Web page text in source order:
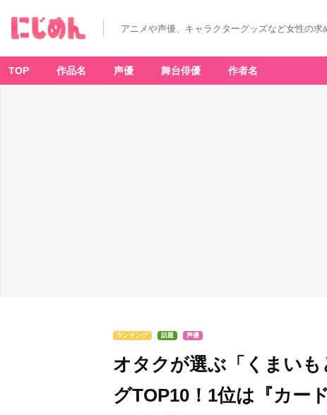
アニメや声優、キャラクターグッズなど女性の求
TOP 作品名 声優 舞台俳優 作者名
ランキング 話題 声優
オタクが選ぶ「くまい
グTOP10！1位は『カー